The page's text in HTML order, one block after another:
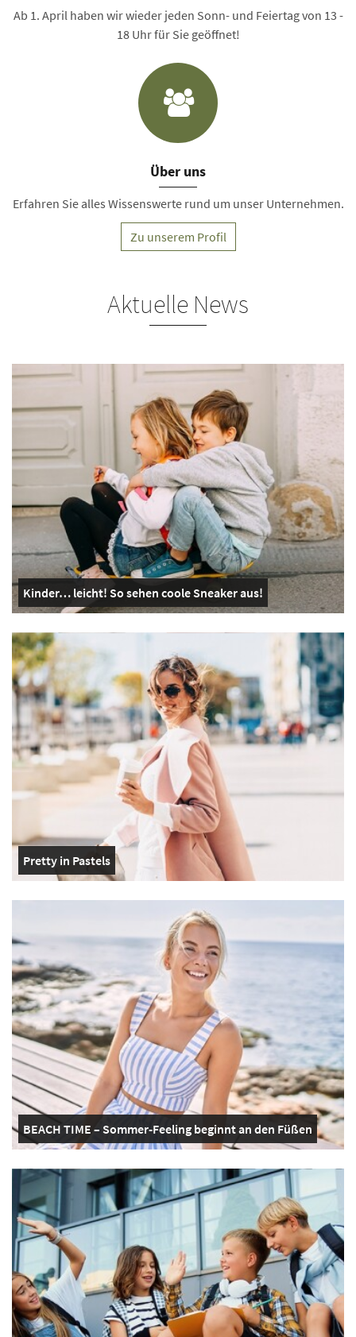
Ab 1. April haben wir wieder jeden Sonn- und Feiertag von 13 -
18 Uhr für Sie geöffnet!
Über uns
Erfahren Sie alles Wissenswerte rund um unser Unternehmen.
Zu unserem Profil
Aktuelle News
Kinder… leicht! So sehen coole Sneaker aus!
Pretty in Pastels
BEACH TIME – Sommer-Feeling beginnt an den Füßen